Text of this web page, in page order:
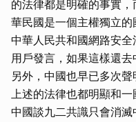
的法律都是明確的事實
華民國是一個主權獨立
中華人民共和國網路安
用戶發言，如果這樣還
另外，中國也早已多次
上述的法律也都明顯和
中國談九二共識只會消